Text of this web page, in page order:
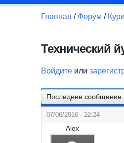
Главная / Форум /
Технический
Войдите или
Последнее сообщение
07/06/2016 - 22:24
Alex